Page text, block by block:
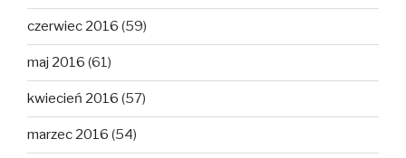
czerwiec 2016 (59)
maj 2016 (61)
kwiecień 2016 (57)
marzec 2016 (54)